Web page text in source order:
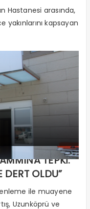
Hastanesi arasında,
kapsayan
TEPKİ:
DERT OLDU”
ile muayene
Uzunköprü ve